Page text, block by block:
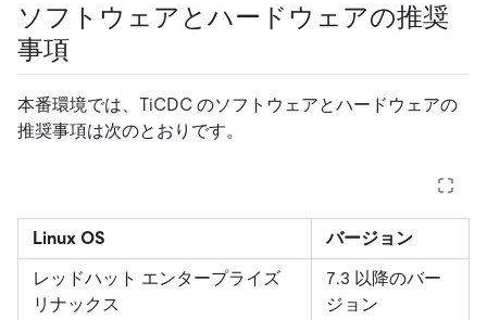
ソフトウェアとハードウェアの推奨
事項
本番環境では、TiCDC のソフトウェアとハードウェアの
推奨事項は次のとおりです。
Linux OS
バージョン
レッドハット エンタープライズ
リナックス
7.3 以降のバー
ジョン